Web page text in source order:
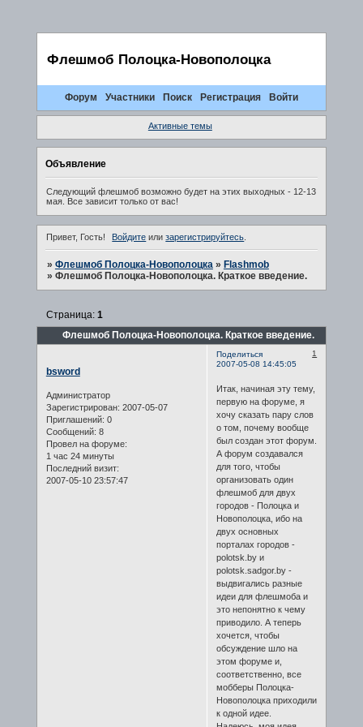
Флешмоб Полоцка-Новополоцка
Форум Участники Поиск Регистрация Войти
Активные темы
Объявление
Следующий флешмоб возможно будет на этих выходных - 12-13
мая. Все зависит только от вас!
Привет, Гость! Войдите илизарегистрируйтесь
» Флешмоб Полоцка-Новополоцка » Flashmob
» Флешмоб Полоцка-Новополоцка. Краткое введение.
Флешмоб Полоцка-Новополоцка. Краткое введение.
Страница: 1
Поделиться
1
2007-05-08 14:45:05
bsword
Администратор
Зарегистрирован: 2007-05-07
Приглашений: 0
Сообщений: 8
Провел на форуме:
1 час 24 минуты
Последний визит:
2007-05-10 23:57:47
Итак, начиная эту тему,
первую на форуме, я
хочу сказать пару слов
о том, почему вообще
был создан этот форум.
А форум создавался
для того, чтобы
организовать один
флешмоб для двух
городов - Полоцка и
Новополоцка, ибо на
двух основных
порталах городов -
polotsk.by и
polotsk.sadgor.by -
выдвигались разные
идеи для флешмоба и
это непонятно к чему
приводило. А теперь
хочется, чтобы
обсуждение шло на
этом форуме и,
соответственно, все
мобберы Полоцка-
Новополоцка приходили
к одной идее.